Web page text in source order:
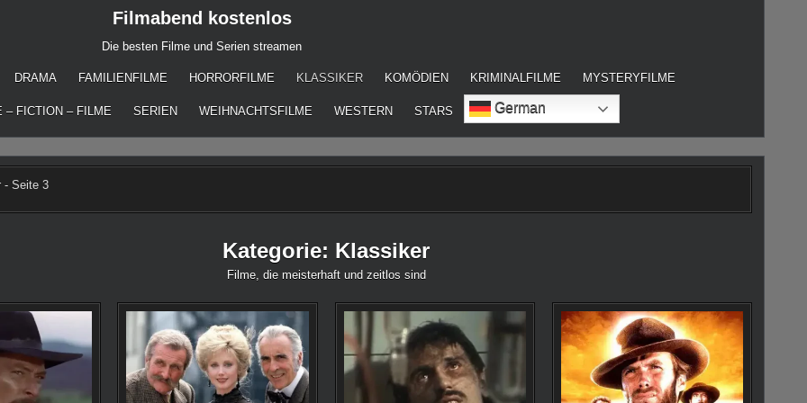
Filmabend kostenlos
Die besten Filme und Serien streamen
DRAMA FAMILIENFILME HORRORFILME KLASSIKER KOMÖDIEN KRIMINALFILME MYSTERYFILME
– FICTION – FILME SERIEN WEIHNACHTSFILME WESTERN STARS German
-Seite 3
Kategorie: Klassiker
Filme, die meisterhaft und zeitlos sind